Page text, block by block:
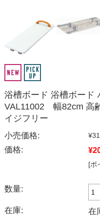
浴槽ボード 浴槽ボー
VAL11002 幅82cm 高
イジフリー
小売価格:
価格:
[ポ
数量:
在庫: 在